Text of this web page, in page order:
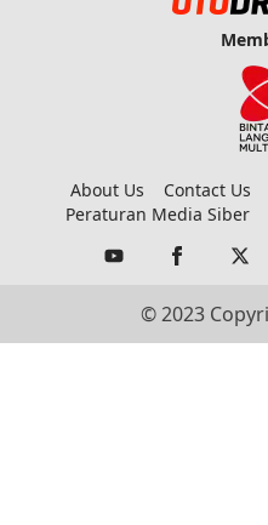
About Us Contact Us
Peraturan Media Siber
© 2023